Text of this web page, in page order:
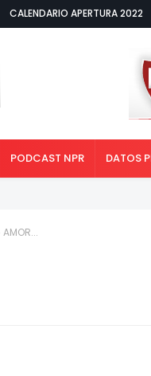
CALENDARIO APERTURA 2022
PODCAST NPR DATOS
AMOR...